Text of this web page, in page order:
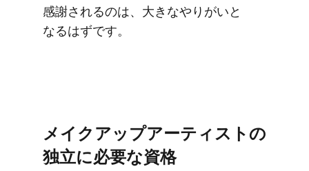
感謝されるのは、​大きな​やりが​いと​
なるはずです。
メイクアップアーティストの​
独立に​必要な​資格